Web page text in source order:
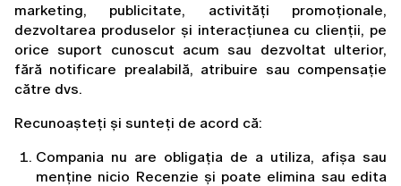
marketing, publicitate, activități promoționale,
dezvoltarea produselor și interacțiunea cu clienții, pe
orice suport cunoscut acum sau dezvoltat ulterior,
fără notificare prealabilă, atribuire sau compensație
către dvs.
Recunoașteți și sunteți de acord că:
Compania nu are obligația de a utiliza, afișa sau
menține nicio Recenzie și poate elimina sau edita